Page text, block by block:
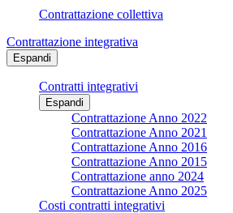
Contrattazione collettiva
Contrattazione integrativa
Espandi
Contratti integrativi
Espandi
Contrattazione Anno 2022
Contrattazione Anno 2021
Contrattazione Anno 2016
Contrattazione Anno 2015
Contrattazione anno 2024
Contrattazione Anno 2025
Costi contratti integrativi